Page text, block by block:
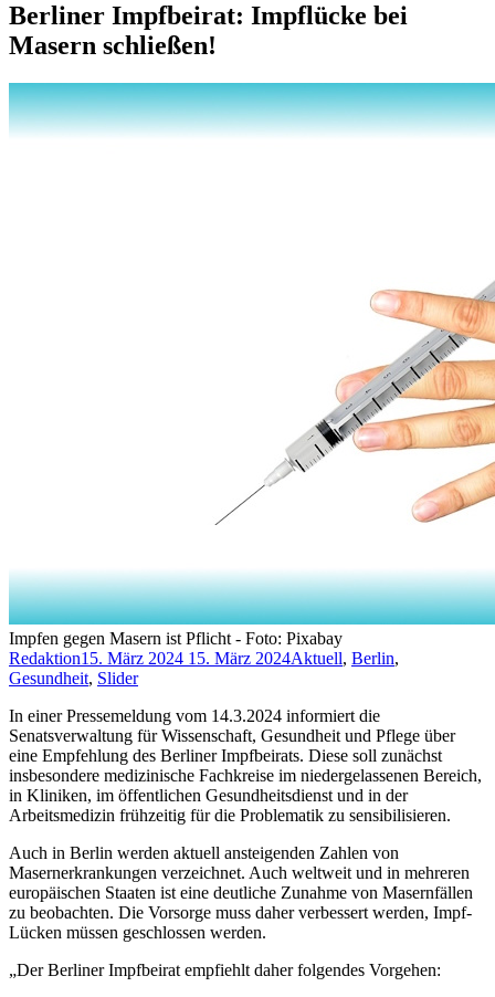
Berliner Impfbeirat: Impflücke bei
Masern schließen!
Impfen gegen Masern ist Pflicht - Foto: Pixabay
Redaktion15. März 2024 15. März 2024Aktuell, Berlin,
Gesundheit, Slider
In einer Pressemeldung vom 14.3.2024 informiert die
Senatsverwaltung für Wissenschaft, Gesundheit und Pflege über
eine Empfehlung des Berliner Impfbeirats. Diese soll zunächst
insbesondere medizinische Fachkreise im niedergelassenen Bereich,
in Kliniken, im öffentlichen Gesundheitsdienst und in der
Arbeitsmedizin frühzeitig für die Problematik zu sensibilisieren.
Auch in Berlin werden aktuell ansteigenden Zahlen von
Masernerkrankungen verzeichnet. Auch weltweit und in mehreren
europäischen Staaten ist eine deutliche Zunahme von Masernfällen
zu beobachten. Die Vorsorge muss daher verbessert werden, Impf-
Lücken müssen geschlossen werden.
„Der Berliner Impfbeirat empfiehlt daher folgendes Vorgehen: